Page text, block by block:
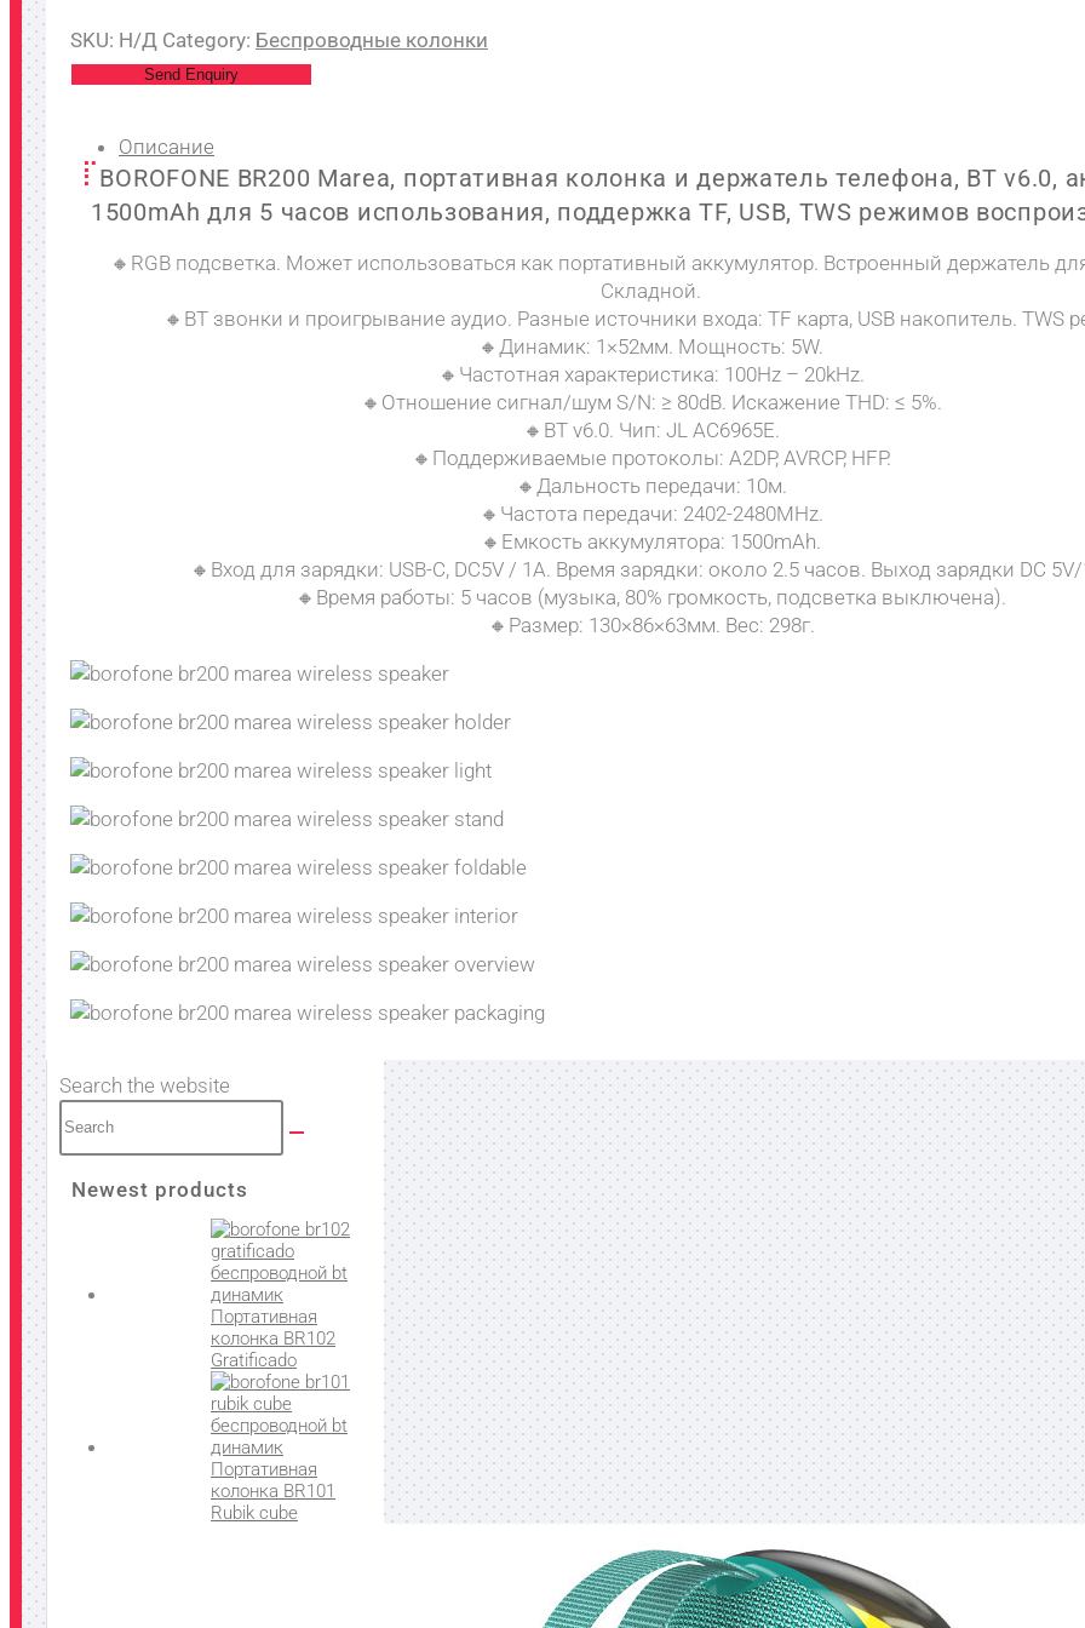
SKU: Н/Д Category: Беспроводные колонки
Send Enquiry
Описание
BOROFONE BR200 Marea, портативная колонка и держатель телефона, BT v6.0,
1500mAh для 5 часов использования, поддержка TF, USB, TWS режимов
🔸RGB подсветка. Может использоваться как портативный аккумулятор. Встроенный держатель
Складной.
🔸BT звонки и проигрывание аудио. Разные источники входа: TF карта, USB накопитель. TWS
🔸Динамик: 1×52мм. Мощность: 5W.
🔸Частотная характеристика: 100Hz – 20kHz.
🔸Отношение сигнал/шум S/N: ≥ 80dB. Искажение THD: ≤ 5%.
🔸BT v6.0. Чип: JL AC6965E.
🔸Поддерживаемые протоколы: A2DP, AVRCP, HFP.
🔸Дальность передачи: 10м.
🔸Частота передачи: 2402-2480MHz.
🔸Емкость аккумулятора: 1500mAh.
🔸Вход для зарядки: USB-C, DC5V / 1A. Время зарядки: около 2.5 часов. Выход зарядки DC
🔸Время работы: 5 часов (музыка, 80% громкость, подсветка выключена).
🔸Размер: 130×86×63мм. Вес: 298г.
Search the website
Newest products
Портативная
колонка BR102
Gratificado
Портативная
колонка BR101
Rubik cube